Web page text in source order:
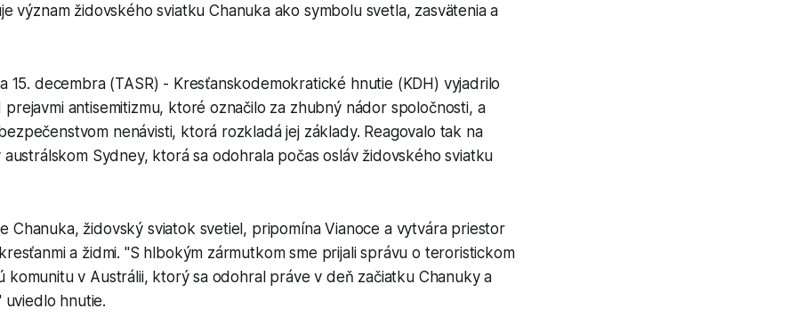
význam židovského sviatku Chanuka ako symbolu svetla, zasvätenia a
15. decembra (TASR) - Kresťanskodemokratické hnutie (KDH) vyjadrilo
antisemitizmu, ktoré označilo za zhubný nádor spoločnosti, a
nenávisti, ktorá rozkladá jej základy. Reagovalo tak na
Sydney, ktorá sa odohrala počas osláv židovského sviatku
Chanuka, židovský sviatok svetiel, pripomína Vianoce a vytvára priestor
a židmi. "S hlbokým zármutkom sme prijali správu o teroristickom
komunitu v Austrálii, ktorý sa odohral práve v deň začiatku Chanuky a
uviedlo hnutie.